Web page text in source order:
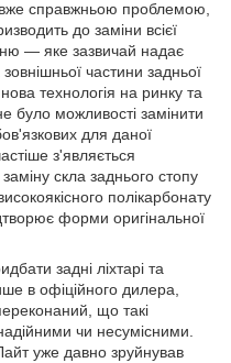
справжньою проблемою,
до заміни всієї
— яке зазвичай надає
частини задньої
технологія на ринку та
було можливості замінити
для даної
з'являється
скла заднього стопу
полікарбонату
форми оригінальної
задні ліхтарі та
в офіційного дилера,
що такі
чи несумісними.
уже давно зруйнував